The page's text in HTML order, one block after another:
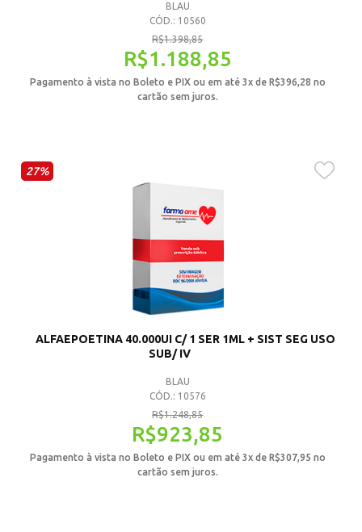
BLAU
CÓD.: 10560
R$1.398,85
R$1.188,85
Pagamento à vista no Boleto e PIX ou em até 3x de R$396,28 no
cartão sem juros.
27%
ALFAEPOETINA 40.000UI C/ 1 SER 1ML + SIST SEG USO
SUB/ IV
BLAU
CÓD.: 10576
R$1.248,85
R$923,85
Pagamento à vista no Boleto e PIX ou em até 3x de R$307,95 no
cartão sem juros.